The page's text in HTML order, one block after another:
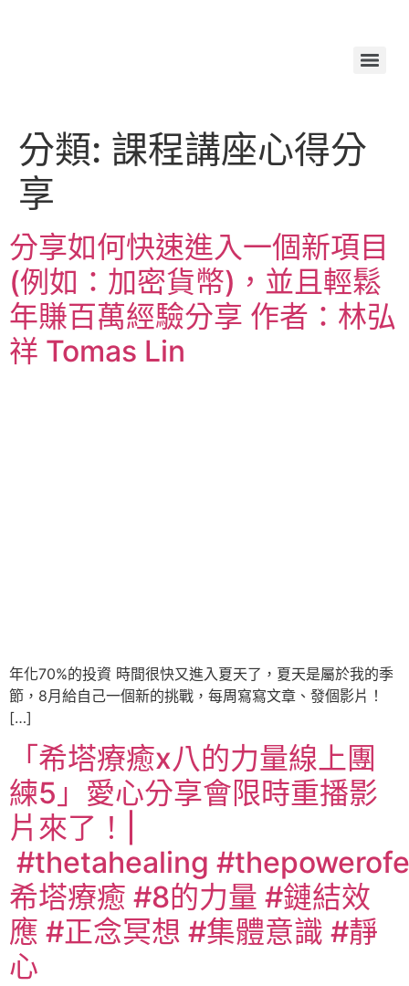
分類: 課程講座心得分
享
分享如何快速進入一個新項目
(例如：加密貨幣)，並且輕鬆
年賺百萬經驗分享 作者：林弘
祥 Tomas Lin
年化70%的投資 時間很快又進入夏天了，夏天是屬於我的季
節，8月給自己一個新的挑戰，每周寫寫文章、發個影片！
[…]
「希塔療癒x八的力量線上團
練5」愛心分享會限時重播影
片來了！|
#thetahealing
希塔療癒 #8的力量 #鏈結效
應 #正念冥想 #集體意識 #靜
心